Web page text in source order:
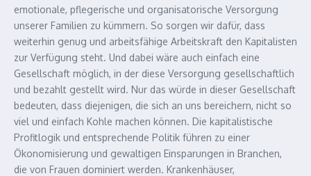
emotionale, pflegerische und organisatorische Versorgung
unserer Familien zu kümmern. So sorgen wir dafür, dass
weiterhin genug und arbeitsfähige Arbeitskraft den Kapitalisten
zur Verfügung steht. Und dabei wäre auch einfach eine
Gesellschaft möglich, in der diese Versorgung gesellschaftlich
und bezahlt gestellt wird. Nur das würde in dieser Gesellschaft
bedeuten, dass diejenigen, die sich an uns bereichern, nicht so
viel und einfach Kohle machen können. Die kapitalistische
Profitlogik und entsprechende Politik führen zu einer
Ökonomisierung und gewaltigen Einsparungen in Branchen,
die von Frauen dominiert werden. Krankenhäuser,